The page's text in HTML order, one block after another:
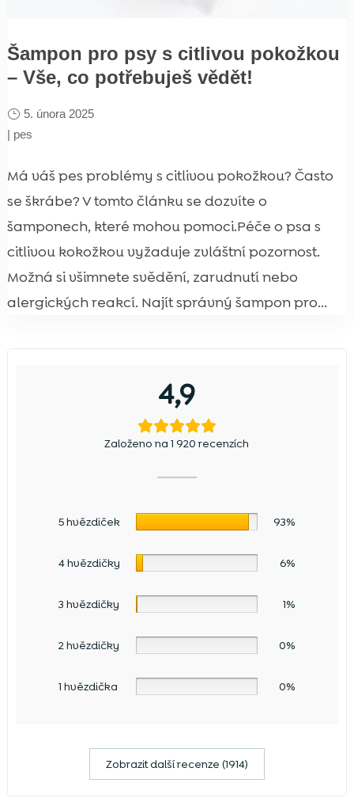
Šampon pro psy s citlivou pokožkou
– Vše, co potřebuješ vědět!
5. února 2025
| pes
Má váš pes problémy s citlivou pokožkou? Často
se škrábe? V tomto článku se dozvíte o
šamponech, které mohou pomoci.Péče o psa s
citlivou kokožkou vyžaduje zvláštní pozornost.
Možná si všimnete svědění, zarudnutí nebo
alergických reakcí. Najít správný šampon pro...
4,9
Založeno na 1 920 recenzích
5 hvězdiček 93%
4 hvězdičky 6%
3 hvězdičky 1%
2 hvězdičky 0%
1 hvězdička 0%
Zobrazit další recenze (1914)